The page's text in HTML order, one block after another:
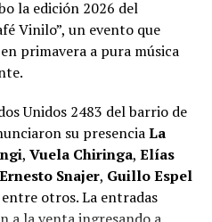
la edición 2026 del
Vinilo”, un evento que
primavera a pura música
Unidos 2483 del barrio de
su presenciaLa
, Vuela Chiringa, Elías
Ernesto Snajer, Guillo Espel
otros. La entradas